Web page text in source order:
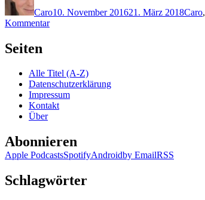
Caro10. November 201621. März 2018Caro,
Kommentarzu
A.
Strobel
–
anonym
Seiten
Alle Titel (A-Z)
Datenschutzerklärung
Impressum
Kontakt
Über
Abonnieren
Apple PodcastsSpotifyAndroidby EmailRSS
Schlagwörter